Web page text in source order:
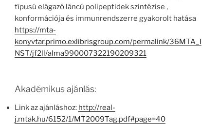
típusú elágazó láncú polipeptidek szintézise ,
konformációja és immunrendszerre gyakorolt hatása
https://mta-
konyvtar.primo.exlibrisgroup.com/permalink/36MTA_I
NST/jf2ll/alma990007322190209321
Akadémikus ajánlás:
Link az ajánláshoz: http://real-
j.mtak.hu/6152/1/MT2009Tag.pdf#page=40